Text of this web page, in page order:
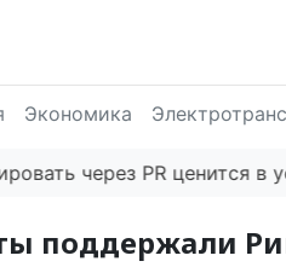
Экономика
через PR ценится в
поддержали